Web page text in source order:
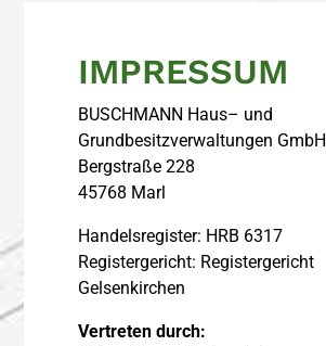
LEISTUNGEN
KONTAKT
IMPRESSUM
BUSCHMANN Haus– und
Grundbesitzverwaltungen GmbH
Bergstraße 228
45768 Marl
Handelsregister: HRB 6317
Registergericht: Registergericht
Gelsenkirchen
Vertreten durch: